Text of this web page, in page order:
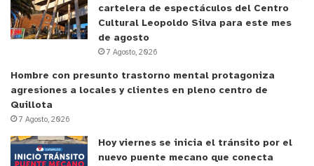
cartelera de espectáculos del Centro
Cultural Leopoldo Silva para este mes
de agosto
7 Agosto, 2026
Hombre con presunto trastorno mental protagoniza
agresiones a locales y clientes en pleno centro de
Quillota
7 Agosto, 2026
Hoy viernes se inicia el tránsito por el
nuevo puente mecano que conecta